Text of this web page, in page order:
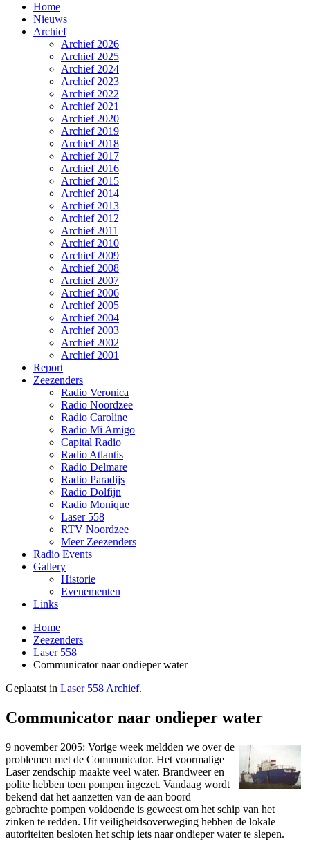
Home
Nieuws
Archief
Archief 2026
Archief 2025
Archief 2024
Archief 2023
Archief 2022
Archief 2021
Archief 2020
Archief 2019
Archief 2018
Archief 2017
Archief 2016
Archief 2015
Archief 2014
Archief 2013
Archief 2012
Archief 2011
Archief 2010
Archief 2009
Archief 2008
Archief 2007
Archief 2006
Archief 2005
Archief 2004
Archief 2003
Archief 2002
Archief 2001
Report
Zeezenders
Radio Veronica
Radio Noordzee
Radio Caroline
Radio Mi Amigo
Capital Radio
Radio Atlantis
Radio Delmare
Radio Paradijs
Radio Dolfijn
Radio Monique
Laser 558
RTV Noordzee
Meer Zeezenders
Radio Events
Gallery
Historie
Evenementen
Links
Home
Zeezenders
Laser 558
Communicator naar ondieper water
Geplaatst in Laser 558 Archief.
Communicator naar ondieper water
9 november 2005: Vorige week meldden we over de
problemen met de Communicator. Het voormalige
Laser zendschip maakte veel water. Brandweer en
polite hebben toen pompen ingezet. Vandaag wordt
bekend dat het aanzetten van de aan boord
gebrachte pompen voldoende is geweest om het schip van het
zinken te redden. Uit veiligheidsoverweging hebben de lokale
autoriteiten besloten het schip iets naar o­ndieper water te slepen.